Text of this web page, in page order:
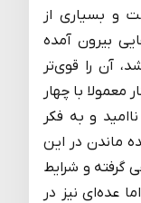
و بسیاری از
بیرون آمده
آن را قوی‌تر
با چهار
و به فکر
ماندن در این
گرفته و شرایط
عده‌ای نیز در